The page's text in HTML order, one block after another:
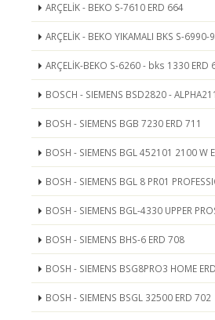
ARÇELİK - BEKO S-7610 ERD 664
ARÇELİK - BEKO YIKAMALI BKS S-6990-
ARÇELİK-BEKO S-6260 - bks 1330 ERD
BOSCH - SIEMENS BSD2820 -
BOSH - SIEMENS BGB 7230 ERD 711
BOSH - SIEMENS BGL 452101 2100 W
BOSH - SIEMENS BGL 8 PR01
BOSH - SIEMENS BGL-4330 UPPER
BOSH - SIEMENS BHS-6 ERD 708
BOSH - SIEMENS BSG8PRO3 HOME
BOSH - SIEMENS BSGL 32500 ERD 702